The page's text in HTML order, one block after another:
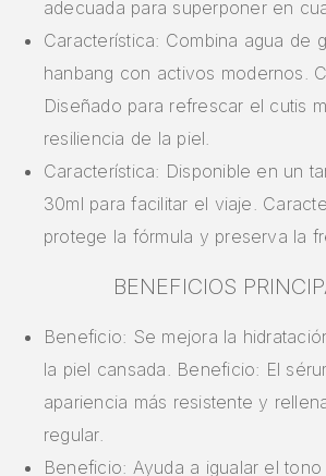
adecuada para superponer en
Característica: Combina agua de
hanbang con activos modernos.
Diseñado para refrescar el cutis
resiliencia de la piel.
Característica: Disponible en un
30ml para facilitar el viaje.
protege la fórmula y preserva la
BENEFICIOS
Beneficio: Se mejora la
la piel cansada. Beneficio: El
apariencia más resistente y
regular.
Beneficio: Ayuda a igualar el